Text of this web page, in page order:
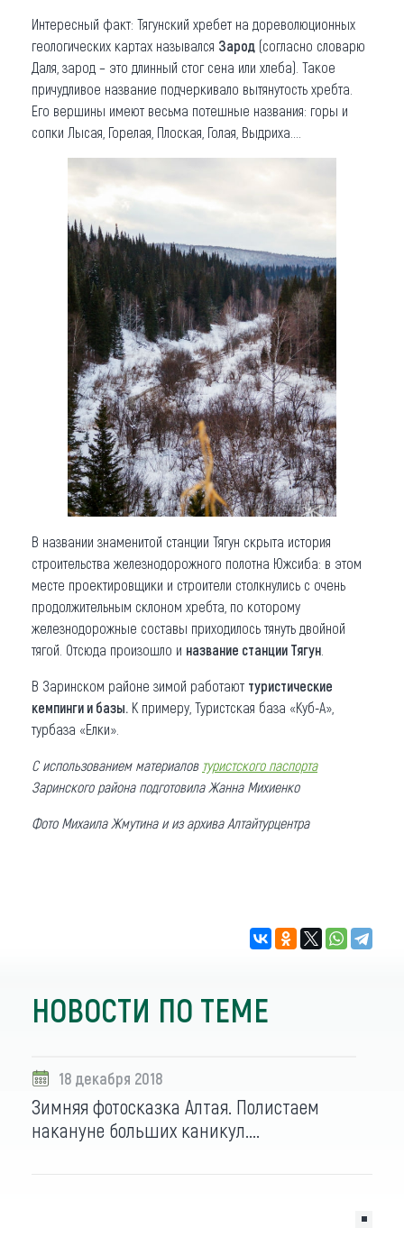
Интересный факт: Тягунский хребет на дореволюционных
геологических картах назывался Зарод (согласно словарю
Даля, зарод – это длинный стог сена или хлеба). Такое
причудливое название подчеркивало вытянутость хребта.
Его вершины имеют весьма потешные названия: горы и
сопки Лысая, Горелая, Плоская, Голая, Выдриха….
В названии знаменитой станции Тягун скрыта история
строительства железнодорожного полотна Южсиба: в этом
месте проектировщики и строители столкнулись с очень
продолжительным склоном хребта, по которому
железнодорожные составы приходилось тянуть двойной
тягой. Отсюда произошло и название станции Тягун
В Заринском районе зимой работают туристические
кемпинги и базы. К примеру, Туристская база «Куб-А»,
турбаза «Елки».
С использованием материалов туристского паспорта
Заринского района подготовила Жанна Михиенко
Фото Михаила Жмутина и из архива Алтайтурцентра
НОВОСТИ ПО ТЕМЕ
18 декабря 2018
Зимняя фотосказка Алтая. Полистаем
накануне больших каникул....